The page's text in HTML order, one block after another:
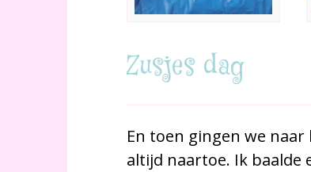
Zusjes dag
En toen gingen we
altijd naartoe. Ik baalde